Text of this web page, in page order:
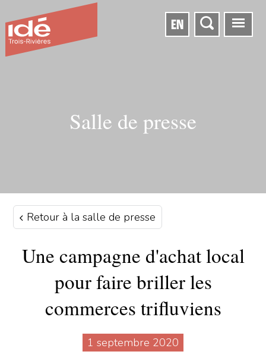
EN
Salle de presse
Retour à la salle de presse
Une campagne d'achat local
pour faire briller les
commerces trifluviens
1 septembre 2020